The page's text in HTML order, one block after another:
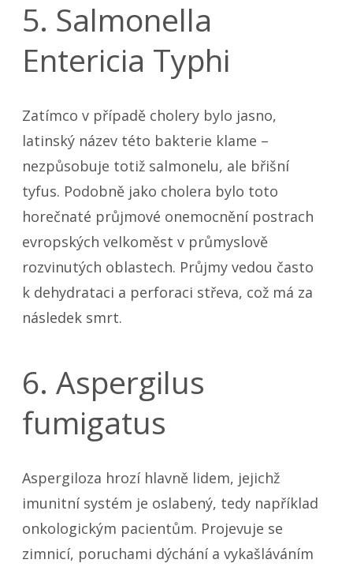
5. Salmonella
Entericia Typhi
Zatímco v případě cholery bylo jasno,
latinský název této bakterie klame –
nezpůsobuje totiž salmonelu, ale břišní
tyfus. Podobně jako cholera bylo toto
horečnaté průjmové onemocnění postrach
evropských velkoměst v průmyslově
rozvinutých oblastech. Průjmy vedou často
k dehydrataci a perforaci střeva, což má za
následek smrt.
6. Aspergilus
fumigatus
Aspergiloza hrozí hlavně lidem, jejichž
imunitní systém je oslabený, tedy například
onkologickým pacientům. Projevuje se
zimnicí, poruchami dýchání a vykašláváním